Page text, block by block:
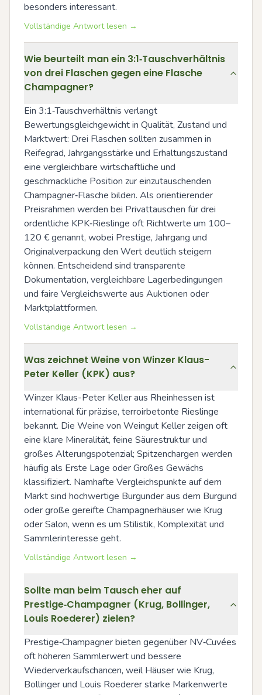
besonders interessant.
Vollständige Antwort lesen →
Wie beurteilt man ein 3:1‑Tauschverhältnis
von drei Flaschen gegen eine Flasche
Champagner?
Ein 3:1‑Tauschverhältnis verlangt
Bewertungsgleichgewicht in Qualität, Zustand und
Marktwert: Drei Flaschen sollten zusammen in
Reifegrad, Jahrgangsstärke und Erhaltungszustand
eine vergleichbare wirtschaftliche und
geschmackliche Position zur einzutauschenden
Champagner‑Flasche bilden. Als orientierender
Preisrahmen werden bei Privattauschen für drei
ordentliche KPK‑Rieslinge oft Richtwerte um 100–
120 € genannt, wobei Prestige, Jahrgang und
Originalverpackung den Wert deutlich steigern
können. Entscheidend sind transparente
Dokumentation, vergleichbare Lagerbedingungen
und faire Vergleichswerte aus Auktionen oder
Marktplattformen.
Vollständige Antwort lesen →
Was zeichnet Weine von Winzer Klaus-
Peter Keller (KPK) aus?
Winzer Klaus-Peter Keller aus Rheinhessen ist
international für präzise, terroirbetonte Rieslinge
bekannt. Die Weine von Weingut Keller zeigen oft
eine klare Mineralität, feine Säurestruktur und
großes Alterungspotenzial; Spitzenchargen werden
häufig als Erste Lage oder Großes Gewächs
klassifiziert. Namhafte Vergleichspunkte auf dem
Markt sind hochwertige Burgunder aus dem Burgund
oder große gereifte Champagnerhäuser wie Krug
oder Salon, wenn es um Stilistik, Komplexität und
Sammlerinteresse geht.
Vollständige Antwort lesen →
Sollte man beim Tausch eher auf
Prestige‑Champagner (Krug, Bollinger,
Louis Roederer) zielen?
Prestige‑Champagner bieten gegenüber NV‑Cuvées
oft höheren Sammlerwert und bessere
Wiederverkaufschancen, weil Häuser wie Krug,
Bollinger und Louis Roederer starke Markenwerte